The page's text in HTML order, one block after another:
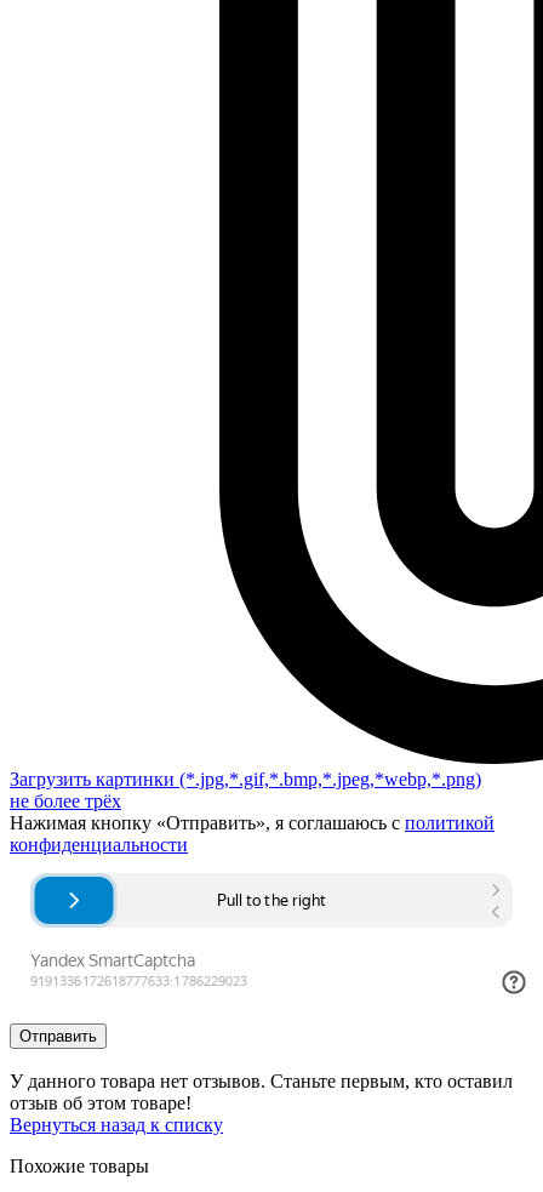
Загрузить картинки (*.jpg,*.gif,*.bmp,*.jpeg,*webp,*.png)
не более трёх
Нажимая кнопку «Отправить», я соглашаюсь с политикой
конфиденциальности
Отправить
У данного товара нет отзывов. Станьте первым, кто оставил
отзыв об этом товаре!
Вернуться назад к списку
Похожие товары